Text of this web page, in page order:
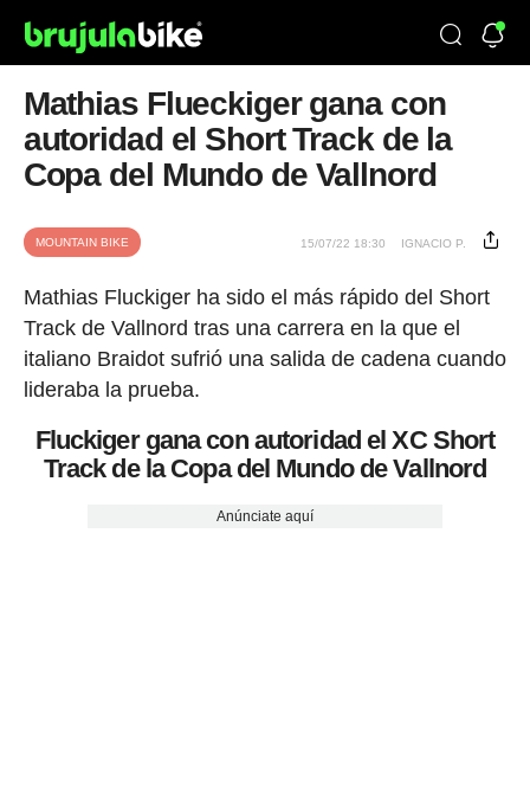
Mathias Flueckiger gana con
autoridad el Short Track de la
Copa del Mundo de Vallnord
MOUNTAIN BIKE 15/07/22 18:30 IGNACIO P.
Mathias Fluckiger ha sido el más rápido del Short
Track de Vallnord tras una carrera en la que el
italiano Braidot sufrió una salida de cadena cuando
lideraba la prueba.
Fluckiger gana con autoridad el XC Short
Track de la Copa del Mundo de Vallnord
Anúnciate aquí